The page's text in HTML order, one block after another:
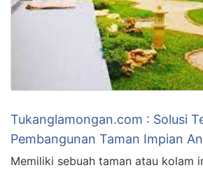
Tukanglamongan.com : Solusi
Pembangunan Taman Impian
Memiliki sebuah taman atau kolam